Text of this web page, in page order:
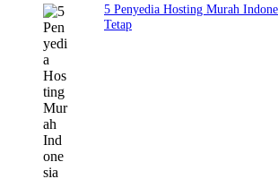
5 Penyedia Hosting Murah
Tetap